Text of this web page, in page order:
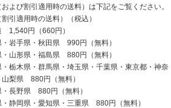
よび割引適用時の送料）は下記をご覧ください。
引適用時の送料）（税込）
1,540円（660円）
・岩手県・秋田県 990円（無料）
・山形県・福島県 880円（無料）
・栃木県・群馬県・埼玉県・千葉県・東京都・神奈
山梨県 880円（無料）
・長野県 880円（無料）
・静岡県・愛知県・三重県 880円（無料）